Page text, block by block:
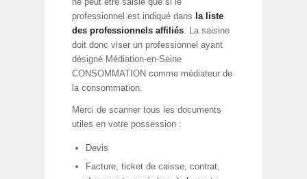
professionnel est indiqué dans la liste
des professionnels affiliés . La saisine
doit donc viser un professionnel ayant
désigné Médiation-en-Seine
CONSOMMATION comme médiateur de
la consommation.
Merci de scanner tous les documents
utiles en votre possession :
Devis
Facture, ticket de caisse, contrat,